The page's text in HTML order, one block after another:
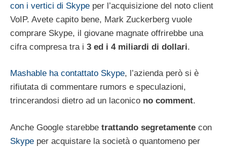
con i vertici di Skype per l’acquisizione del noto client
VoIP. Avete capito bene, Mark Zuckerberg vuole
comprare Skype, il giovane magnate offrirebbe una
cifra compresa tra i 3 ed i 4 miliardi di dollari.
Mashable ha contattato Skype, l’azienda però si è
rifiutata di commentare rumors e speculazioni,
trincerandosi dietro ad un laconico no comment.
Anche Google starebbe trattando segretamente con
Skype per acquistare la società o quantomeno per